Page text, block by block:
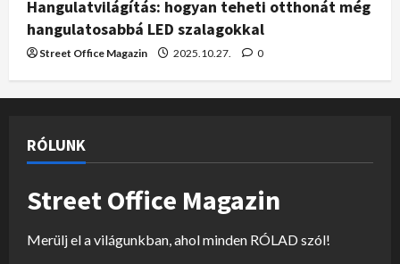
Hangulatvilágítás: hogyan teheti otthonát még
hangulatosabbá LED szalagokkal
Street Office Magazin 2025.10.27. 0
RÓLUNK
Street Office Magazin
Merülj el a világunkban, ahol minden RÓLAD szól!